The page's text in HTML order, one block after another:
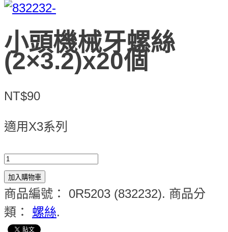
小頭機械牙螺絲
(2×3.2)x20個
NT$90
適用X3系列
加入購物車
商品編號： 0R5203 (832232). 商品分
類： 螺絲.